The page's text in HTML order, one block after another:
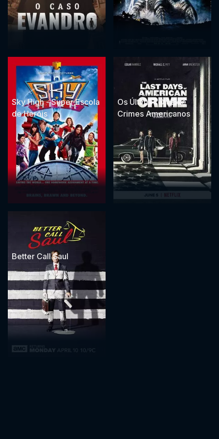
Sky High - Super Escola
de Heróis
Os Últimos Dias de
Crimes Americanos
Better Call Saul